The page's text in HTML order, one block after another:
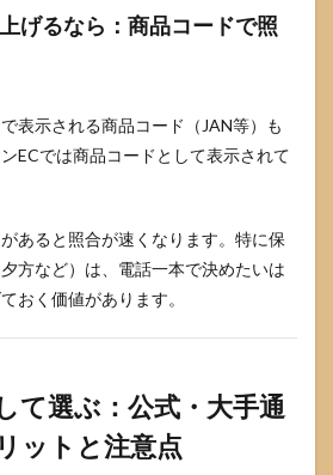
げるなら：商品コードで照
表示される商品コード（JAN等）も
ECでは商品コードとして表示されて
あると照合が速くなります。特に保
方など）は、電話一本で決めたいは
おく価値があります。
て選ぶ：公式・大手通
ットと注意点